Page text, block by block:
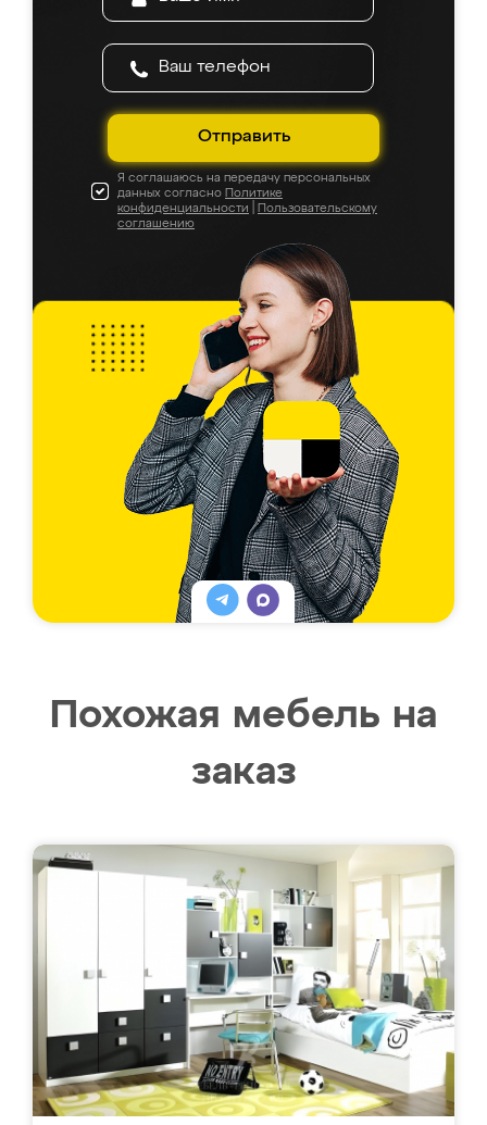
Отправить
Я соглашаюсь на передачу персональных
данных согласно Политике
конфиденциальности
Пользовательскому
соглашению
Похожая мебель на
заказ